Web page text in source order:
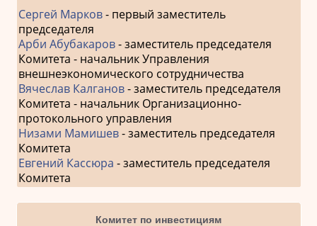
Сергей Марков- первый заместитель
председателя
Арби Абубакаров- заместитель председателя
Комитета - начальник Управления
внешнеэкономического сотрудничества
Вячеслав Калганов- заместитель председателя
Комитета - начальник Организационно-
протокольного управления
Низами Мамишев- заместитель председателя
Комитета
Евгений Кассюра - заместитель председателя
Комитета
Комитет по инвестициям